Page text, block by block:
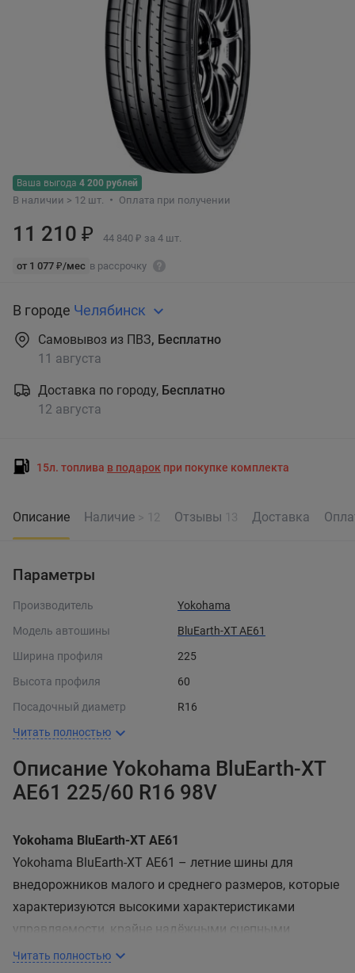
Ваша выгода 4 200 рублей
В наличии > 12 шт. Оплата при получении
11 210 ₽ 44 840 ₽ за 4 шт.
от 1 077 ₽/мес в рассрочку
В городе Челябинск
Самовывоз из ПВЗ, Бесплатно
11 августа
Доставка по городу, Бесплатно
12 августа
15л. топлива в подарок при покупке комплекта
Описание Наличие > 12 Отзывы 13 Доставка
Параметры
Производитель
Yokohama
Модель автошины
BluEarth-XT AE61
Ширина профиля
225
Высота профиля
60
Посадочный диаметр
R16
Читать полностью
Описание Yokohama BluEarth-XT
AE61 225/60 R16 98V
Yokohama BluEarth-XT AE61
Yokohama BluEarth-XT AE61 – летние шины для
внедорожников малого и среднего размеров, которые
характеризуются высокими характеристиками
управляемости, крайне надёжными сцепными
свойствами на мокрой поверхности, низким
Читать полностью